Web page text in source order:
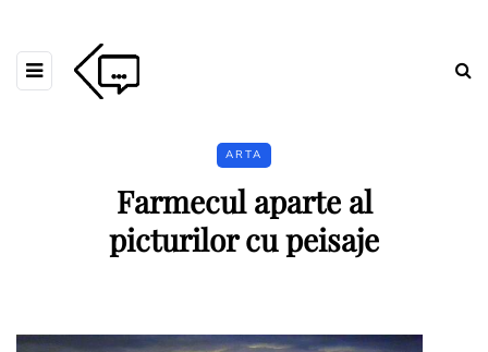
ARTA
Farmecul aparte al
picturilor cu peisaje